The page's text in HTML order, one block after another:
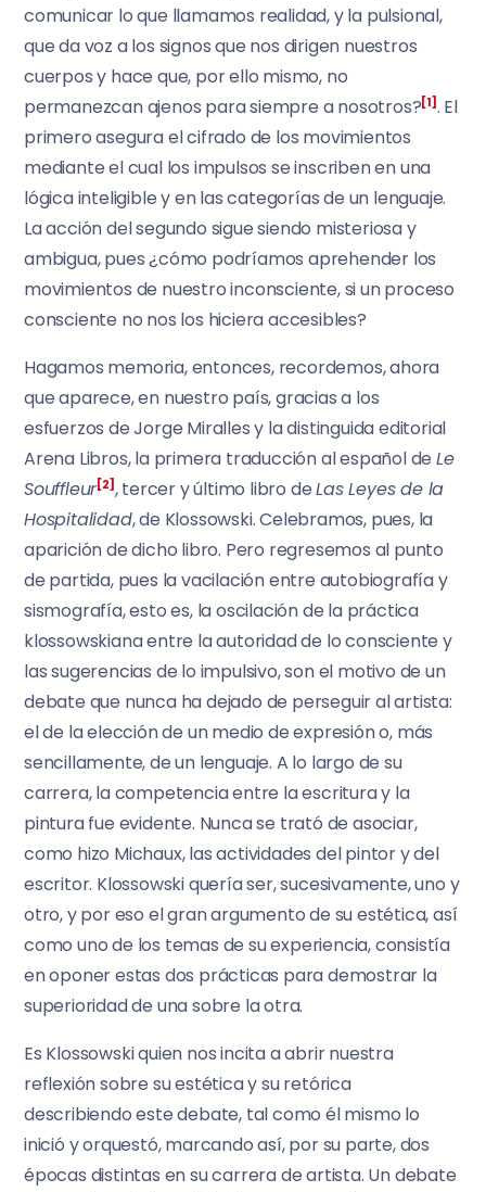
comunicar lo que llamamos realidad, y la pulsional,
que da voz a los signos que nos dirigen nuestros
cuerpos y hace que, por ello mismo, no
permanezcan ajenos para siempre a nosotros?[1] . El
primero asegura el cifrado de los movimientos
mediante el cual los impulsos se inscriben en una
lógica inteligible y en las categorías de un lenguaje.
La acción del segundo sigue siendo misteriosa y
ambigua, pues ¿cómo podríamos aprehender los
movimientos de nuestro inconsciente, si un proceso
consciente no nos los hiciera accesibles?
Hagamos memoria, entonces, recordemos, ahora
que aparece, en nuestro país, gracias a los
esfuerzos de Jorge Miralles y la distinguida editorial
Arena Libros, la primera traducción al español de Le
Souffleur[2] , tercer y último libro deLas Leyes de la
Hospitalidad, de Klossowski. Celebramos, pues, la
aparición de dicho libro. Pero regresemos al punto
de partida, pues la vacilación entre autobiografía y
sismografía, esto es, la oscilación de la práctica
klossowskiana entre la autoridad de lo consciente y
las sugerencias de lo impulsivo, son el motivo de un
debate que nunca ha dejado de perseguir al artista:
el de la elección de un medio de expresión o, más
sencillamente, de un lenguaje. A lo largo de su
carrera, la competencia entre la escritura y la
pintura fue evidente. Nunca se trató de asociar,
como hizo Michaux, las actividades del pintor y del
escritor. Klossowski quería ser, sucesivamente, uno y
otro, y por eso el gran argumento de su estética, así
como uno de los temas de su experiencia, consistía
en oponer estas dos prácticas para demostrar la
superioridad de una sobre la otra.
Es Klossowski quien nos incita a abrir nuestra
reflexión sobre su estética y su retórica
describiendo este debate, tal como él mismo lo
inició y orquestó, marcando así, por su parte, dos
épocas distintas en su carrera de artista. Un debate